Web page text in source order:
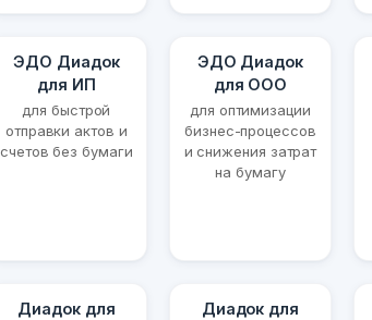
ЭДО Диадок
для ИП
для быстрой
отправки актов и
счетов без бумаги
ЭДО Диадок
для ООО
для оптимизации
бизнес-процессов
и снижения затрат
на бумагу
Диадок для
Диадок для